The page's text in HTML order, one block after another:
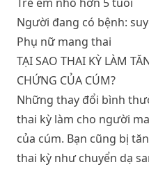
Người đang có bệnh:
Phụ nữ mang thai
TẠI SAO THAI KỲ LÀM
CHỨNG CỦA CÚM?
Những thay đổi bình
thai kỳ làm cho người
của cúm. Bạn cũng bị
thai kỳ như chuyển dạ